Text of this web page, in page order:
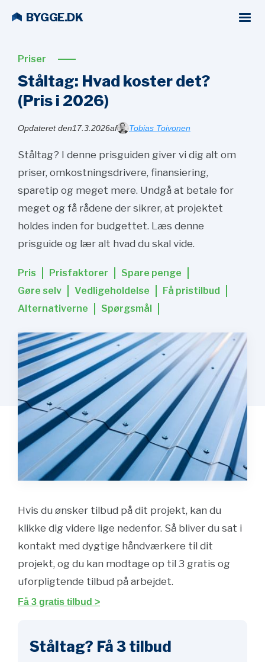
BYGGE.DK
Priser
Ståltag: Hvad koster det?
(Pris i 2026)
Opdateret den17.3.2026af Tobias Toivonen
Ståltag? I denne prisguiden giver vi dig alt om
priser, omkostningsdrivere, finansiering,
sparetip og meget mere. Undgå at betale for
meget og få rådene der sikrer, at projektet
holdes inden for budgettet. Læs denne
prisguide og lær alt hvad du skal vide.
Pris Prisfaktorer
Spare penge
Gøre selv
Vedligeholdelse
Få pristilbud
Alternativerne
Spørgsmål
Hvis du ønsker tilbud på dit projekt, kan du
klikke dig videre lige nedenfor. Så bliver du sat i
kontakt med dygtige håndværkere til dit
projekt, og du kan modtage op til 3 gratis og
uforpligtende tilbud på arbejdet.
Få 3 gratis tilbud >
Ståltag? Få 3 tilbud